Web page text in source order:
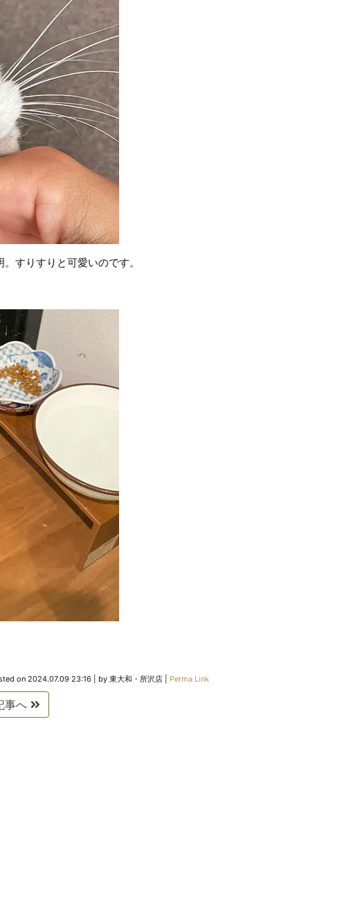
すりすりと可愛いのです。
on 2024.07.09 23:16 by 東大和・所沢店 Perma Link
事へ